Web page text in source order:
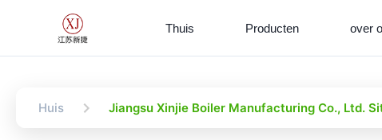
Thuis Producten over
Huis Jiangsu Xinjie Boiler Manufacturing Co., Ltd.